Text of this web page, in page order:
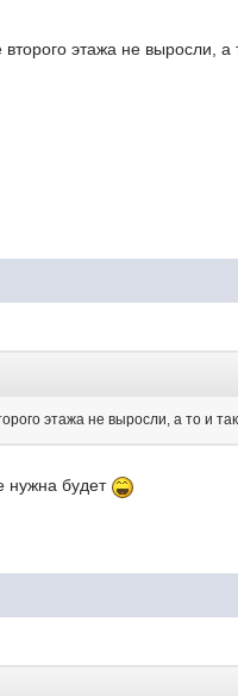
этажа не выросли,
этажа не выросли, а то и
нужна будет